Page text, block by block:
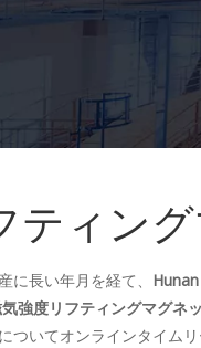
ティン
に長い年月を経て、
強度リフティングマグネ
についてオンラインタイム